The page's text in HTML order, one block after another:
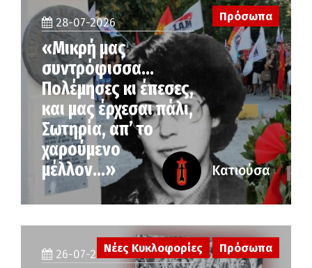
28-07-2026
«Μικρή μας
συντρόφισσα…
Πολέμησες κι έπεσες,
και μας έρχεσαι πάλι,
Σωτηρία, απ’ το
χαρούμενο
μέλλον…»
Πρόσωπα
Κατιούσα
26-07-2026
Νέες Κυκλοφορίες Πρόσωπα